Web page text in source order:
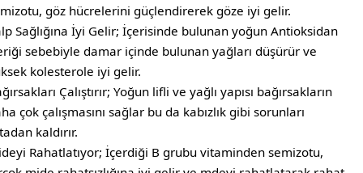
göz hücrelerini güçlendirerek göze iyi gelir.
Sağlığına İyi Gelir; İçerisinde bulunan yoğun Antioksidan
sebebiyle damar içinde bulunan yağları düşürür ve
kolesterole iyi gelir.
Çalıştırır; Yoğun lifli ve yağlı yapısı bağırsakların
çok çalışmasını sağlar bu da kabızlık gibi sorunları
kaldırır.
Rahatlatıyor; İçerdiği B grubu vitaminden semizotu,